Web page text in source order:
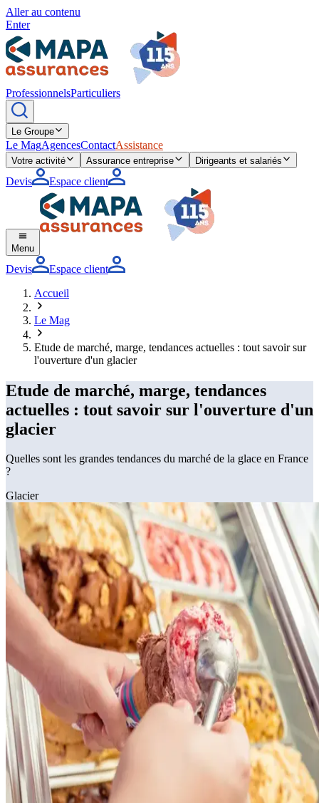
Aller au contenu
Enter
ProfessionnelsParticuliers
Le Groupe
Le MagAgencesContactAssistance
Votre activité Assurance entreprise Dirigeants et salariés
Devis Espace client
Menu
Devis
Espace client
Accueil
Le Mag
Etude de marché, marge, tendances actuelles : tout savoir sur
l'ouverture d'un glacier
Etude de marché, marge, tendances
actuelles : tout savoir sur l'ouverture d'un
glacier
Quelles sont les grandes tendances du marché de la glace en France
?
Glacier